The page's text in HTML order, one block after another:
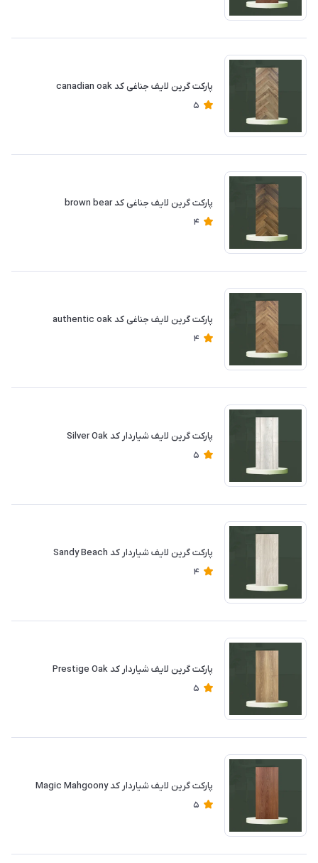
پارکت گرین لایف جناغی کد canadian oak
5
پارکت گرین لایف جناغی کد brown bear
4
پارکت گرین لایف جناغی کد authentic oak
4
پارکت گرین لایف شیاردار کد Silver Oak
5
پارکت گرین لایف شیاردار کد Sandy Beach
4
پارکت گرین لایف شیاردار کد Prestige Oak
5
پارکت گرین لایف شیاردار کد Magic Mahgoony
5